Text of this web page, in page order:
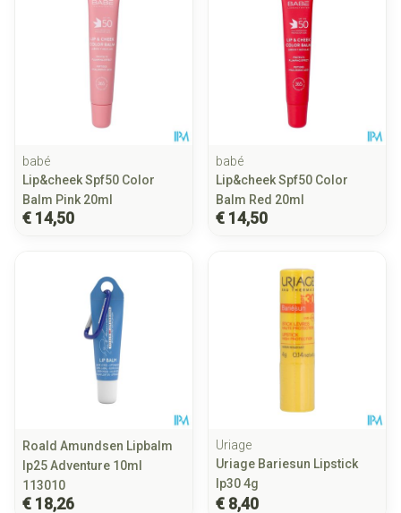
babé
Lip&cheek Spf50 Color
Balm Pink 20ml
€ 14,50
babé
Lip&cheek Spf50 Color
Balm Red 20ml
€ 14,50
Roald Amundsen Lipbalm
Ip25 Adventure 10ml
113010
€ 18,26
Uriage
Uriage Bariesun Lipstick
Ip30 4g
€ 8,40